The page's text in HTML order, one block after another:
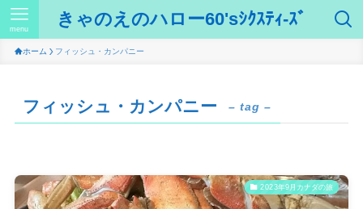
きゃのえのハロー60'sｼｸｽﾃｨ-ｽﾞ
menu
ホーム フィッシュ・カンパニー
フィッシュ・カンパニー – tag –
2023年9月カナダの旅